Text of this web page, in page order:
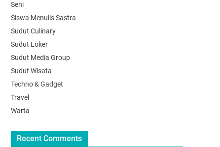
Seni
Siswa Menulis Sastra
Sudut Culinary
Sudut Loker
Sudut Media Group
Sudut Wisata
Techno & Gadget
Travel
Warta
Recent Comments